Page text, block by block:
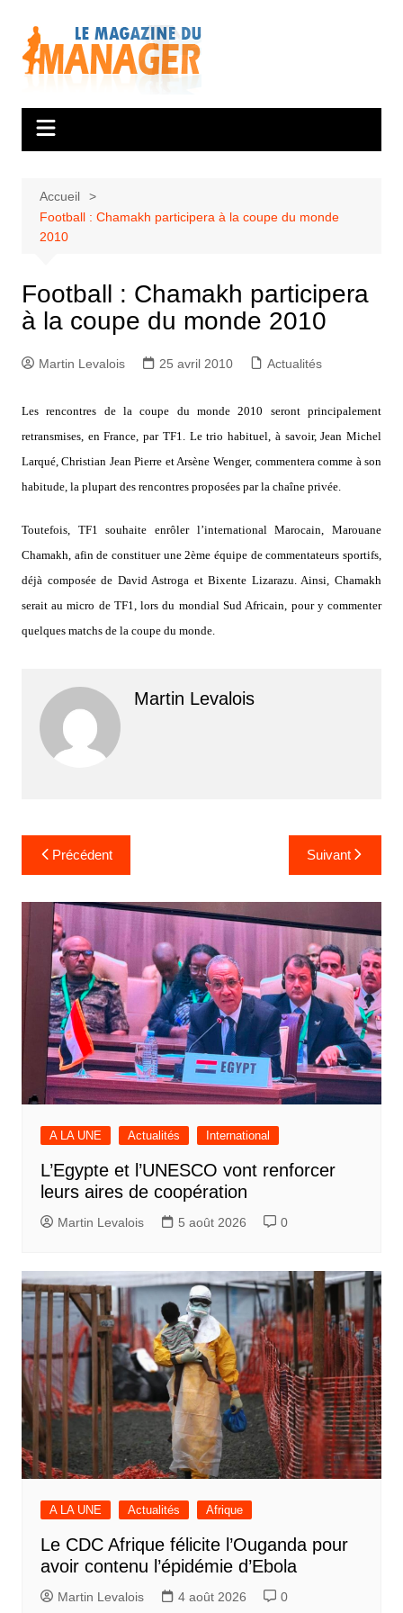
contenu
Accueil
Football : Chamakh participera à la coupe du monde
2010
Football : Chamakh participera
à la coupe du monde 2010
Martin Levalois 25 avril 2010 Actualités
Les rencontres de la coupe du monde 2010 seront principalement
retransmises, en France, par TF1. Le trio habituel, à savoir, Jean Michel
Larqué, Christian Jean Pierre et Arsène Wenger, commentera comme à son
habitude, la plupart des rencontres proposées par la chaîne privée.
Toutefois, TF1 souhaite enrôler l’international Marocain, Marouane
Chamakh, afin de constituer une 2ème équipe de commentateurs sportifs,
déjà composée de David Astroga et Bixente Lizarazu. Ainsi, Chamakh
serait au micro de TF1, lors du mondial Sud Africain, pour y commenter
quelques matchs de la coupe du monde.
Martin Levalois
Navigation
de
l’article
Précédent Suivant
A LA UNE Actualités International
L’Egypte et l’UNESCO vont renforcer
leurs aires de coopération
Martin Levalois 5 août 2026 0
A LA UNE Actualités Afrique
Le CDC Afrique félicite l’Ouganda pour
avoir contenu l’épidémie d’Ebola
Martin Levalois 4 août 2026 0